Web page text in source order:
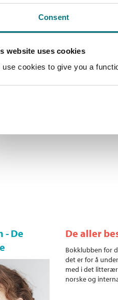
Consent
website uses cookies
use cookies to give you a
Bjørn Willberg Andersen
Olsen: Kyrre Haugen
Schrøder-Olsen: Yngve
Schrøder-Olsen: Jon Ketil
Bleiklie Devik Vibeke Farang:
Lisbeth Finslo: Reny Folgerø
Silje Jondal: Christine Hope
Knut Elvik Andre medvirkende:
Petter Bredal, Gjert Haga,
Musikk: Guttorm Guttormsen
Klakegg, John Christensen og
Produsent: Mette Sapiraa
- De
De aller
Bokklubben for
det er for å
med i det
norske og